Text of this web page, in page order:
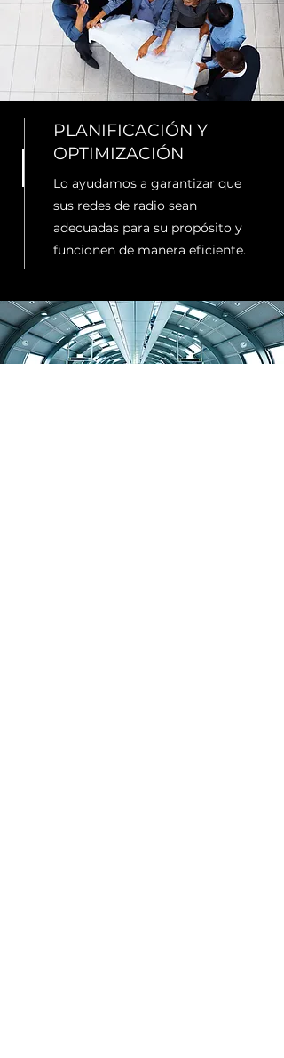
PLANIFICACIÓN Y
OPTIMIZACIÓN
Lo ayudamos a garantizar que
sus redes de radio sean
adecuadas para su propósito y
funcionen de manera eficiente.